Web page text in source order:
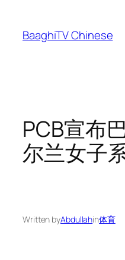
content
BaaghiTV Chinese
PCB宣布
尔兰女子
Written byAbdullahin体育